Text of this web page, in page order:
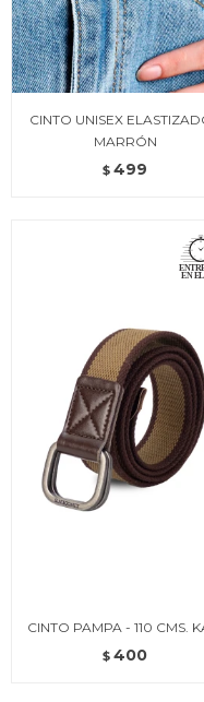
CINTO UNISEX
MARRÓN
$ 499
CINTO PAMPA - 110 CMS.
$ 400